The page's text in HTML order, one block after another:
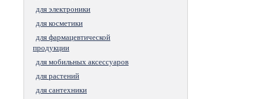
для электроники
для косметики
для фармацевтической
продукции
для мобильных аксессуаров
для растений
для сантехники